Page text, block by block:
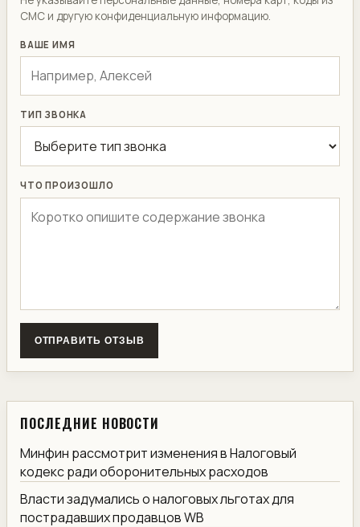
СМС и другую конфиденциальную информацию.
ВАШЕ ИМЯ
ТИП ЗВОНКА
ЧТО ПРОИЗОШЛО
ОТПРАВИТЬ ОТЗЫВ
ПОСЛЕДНИЕ НОВОСТИ
Минфин рассмотрит изменения в Налоговый
кодекс ради оборонительных расходов
Власти задумались о налоговых льготах для
пострадавших продавцов WB